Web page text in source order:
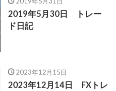
2019年5月30日 トレー
ド日記
2023年12月15日
2023年12月14日 FXトレ